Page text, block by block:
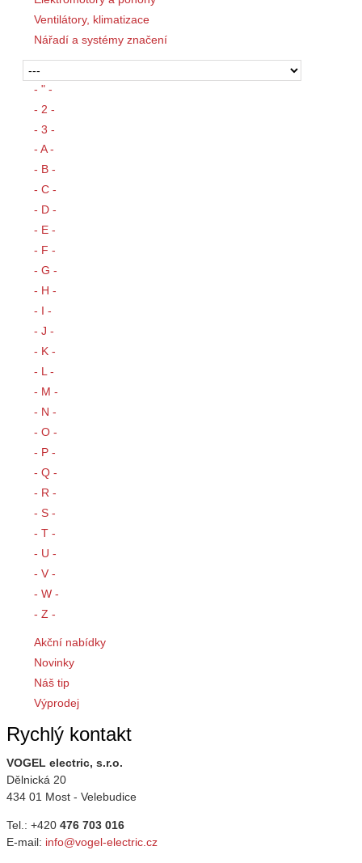
Ventilátory, klimatizace
Nářadí a systémy značení
- " -
- 2 -
- 3 -
- A -
- B -
- C -
- D -
- E -
- F -
- G -
- H -
- I -
- J -
- K -
- L -
- M -
- N -
- O -
- P -
- Q -
- R -
- S -
- T -
- U -
- V -
- W -
- Z -
Akční nabídky
Novinky
Náš tip
Výprodej
Rychlý kontakt
VOGEL electric, s.r.o.
Dělnická 20
434 01 Most - Velebudice
Tel.: +420 476 703 016
E-mail: info@vogel-electric.cz